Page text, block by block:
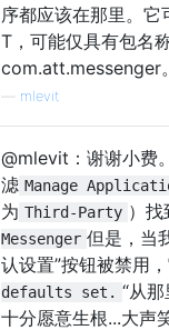
序都应该在那里。它
T，可能仅具有包名
com.att.messenger。
mlevit
@mlevit：谢谢小费
滤 Manage
为 Third-Party ）找
Messenger 但是，当
认设置”按钮被禁用
defaults set. “从
十分愿意生根...大声